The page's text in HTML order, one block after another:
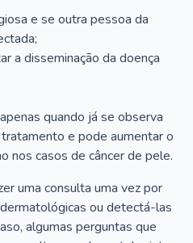
e se outra pessoa da
a disseminação da doença
quando já se observa
e pode aumentar o
nos casos de câncer de pele.
uma consulta uma vez por
ou detectá-las
algumas perguntas que